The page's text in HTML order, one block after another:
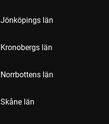
Jönköpings län
Kronobergs län
Norrbottens län
Skåne län